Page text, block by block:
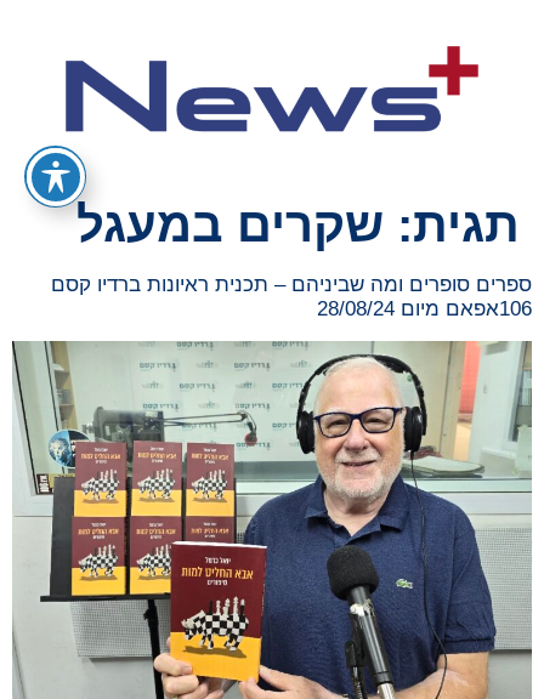
תגית: שקרים במעגל
ספרים סופרים ומה שביניהם – תכנית ראיונות ברדיו קסם
106אפאם מיום 28/08/24